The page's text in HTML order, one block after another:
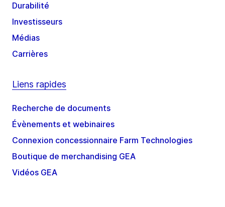
Durabilité
Investisseurs
Médias
Carrières
Liens rapides
Recherche de documents
Évènements et webinaires
Connexion concessionnaire Farm Technologies
Boutique de merchandising GEA
Vidéos GEA